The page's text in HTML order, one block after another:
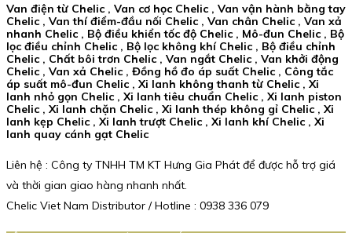
Van điện từ Chelic , Van cơ học Chelic , Van vận hành bằng tay
Chelic , Van thí điểm-đầu nối Chelic , Van chân Chelic , Van xả
nhanh Chelic , Bộ điều khiển tốc độ Chelic , Mô-đun Chelic , Bộ
lọc điều chỉnh Chelic , Bộ lọc không khí Chelic , Bộ điều chỉnh
Chelic , Chất bôi trơn Chelic , Van ngắt Chelic , Van khởi động
Chelic , Van xả Chelic , Đồng hồ đo áp suất Chelic , Công tắc
áp suất mô-đun Chelic , Xi lanh không thanh từ Chelic , Xi
lanh nhỏ gọn Chelic , Xi lanh tiêu chuẩn Chelic , Xi lanh piston
Chelic , Xi lanh chặn Chelic , Xi lanh thép không gỉ Chelic , Xi
lanh kẹp Chelic , Xi lanh trượt Chelic , Xi lanh khí Chelic , Xi
lanh quay cánh gạt Chelic
Liên hệ : Công ty TNHH TM KT Hưng Gia Phát để được hỗ trợ giá
và thời gian giao hàng nhanh nhất.
Chelic Viet Nam Distributor / Hotline : 0938 336 079